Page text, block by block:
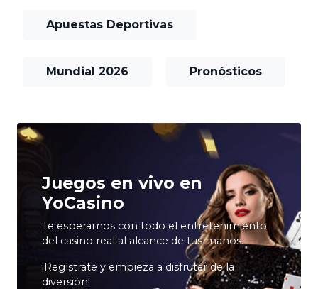
Apuestas Deportivas
Mundial 2026 Pronósticos
Juegos en vivo en
YoCasino
Te esperamos con todo el entretenimiento
del casino real al alcance de tus manos.
¡Regístrate y empieza a disfrutar de la
diversión!